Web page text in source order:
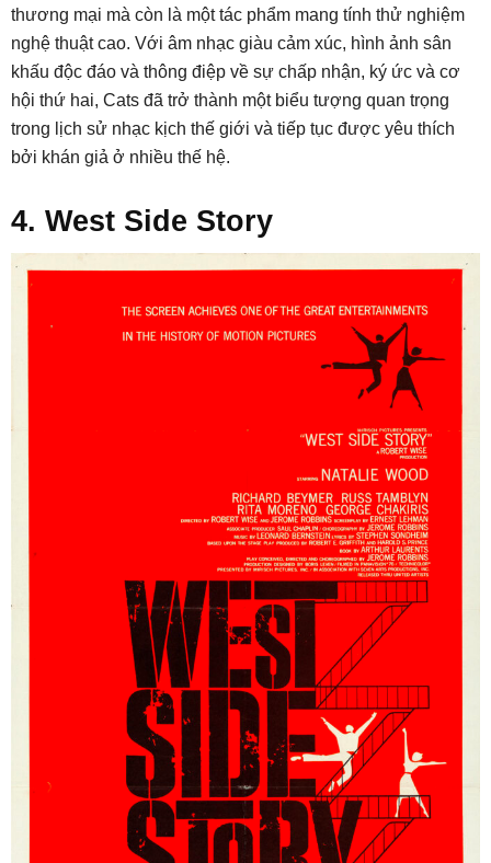
thương mại mà còn là một tác phẩm mang tính thử nghiệm
nghệ thuật cao. Với âm nhạc giàu cảm xúc, hình ảnh sân
khấu độc đáo và thông điệp về sự chấp nhận, ký ức và cơ
hội thứ hai, Cats đã trở thành một biểu tượng quan trọng
trong lịch sử nhạc kịch thế giới và tiếp tục được yêu thích
bởi khán giả ở nhiều thế hệ.
4. West Side Story